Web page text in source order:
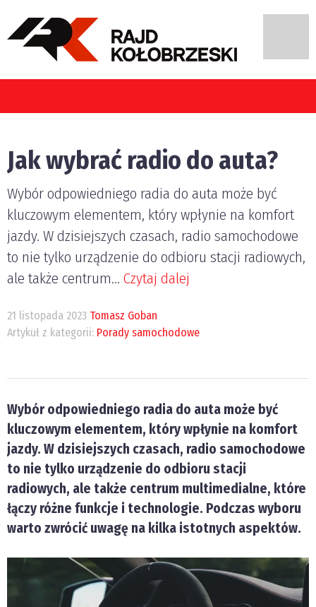
Jak wybrać radio do auta?
Wybór odpowiedniego radia do auta może być
kluczowym elementem, który wpłynie na komfort
jazdy. W dzisiejszych czasach, radio samochodowe
to nie tylko urządzenie do odbioru stacji radiowych,
ale także centrum... Czytaj dalej
21 listopada 2023 Tomasz Goban
Artykuł z kategorii: Porady samochodowe
Wybór odpowiedniego radia do auta może być
kluczowym elementem, który wpłynie na komfort
jazdy. W dzisiejszych czasach, radio samochodowe
to nie tylko urządzenie do odbioru stacji
radiowych, ale także centrum multimedialne, które
łączy różne funkcje i technologie. Podczas wyboru
warto zwrócić uwagę na kilka istotnych aspektów.